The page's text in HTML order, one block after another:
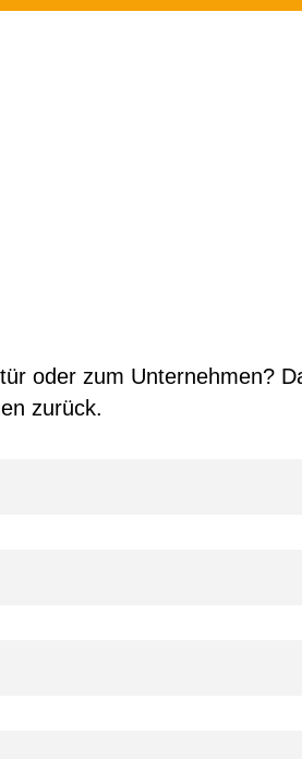
oder zum Unternehmen?
zurück.